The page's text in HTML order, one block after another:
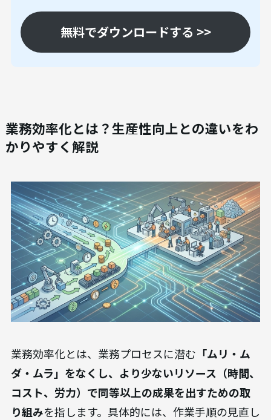
無料でダウンロードする >>
業務効率化とは？生産性向上との違いをわ
かりやすく解説
業務効率化とは、業務プロセスに潜む 「ムリ・ム
ダ・ムラ」をなくし、より少ないリソース（時間、
コスト、労力）で同等以上の成果を出すための取
り組みを指します。具体的には、作業手順の見直し